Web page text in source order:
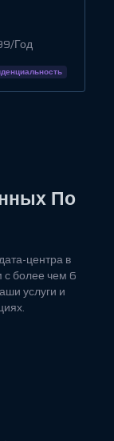
Год
По
центра в
более чем 6
услуги и